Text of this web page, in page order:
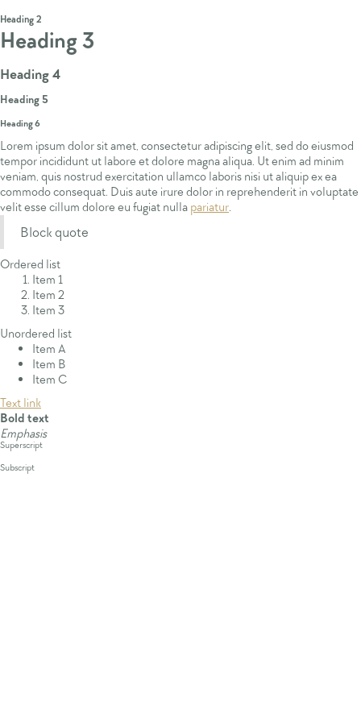
Heading 2
Heading 3
Heading 4
Heading 5
Heading 6
Lorem ipsum dolor sit amet, consectetur adipiscing elit, sed do eiusmod
tempor incididunt ut labore et dolore magna aliqua. Ut enim ad minim
veniam, quis nostrud exercitation ullamco laboris nisi ut aliquip ex ea
commodo consequat. Duis aute irure dolor in reprehenderit in voluptate
velit esse cillum dolore eu fugiat nulla pariatur.
Block quote
Ordered list
Item 1
Item 2
Item 3
Unordered list
Item A
Item B
Item C
Text link
Bold text
Emphasis
Superscript
Subscript